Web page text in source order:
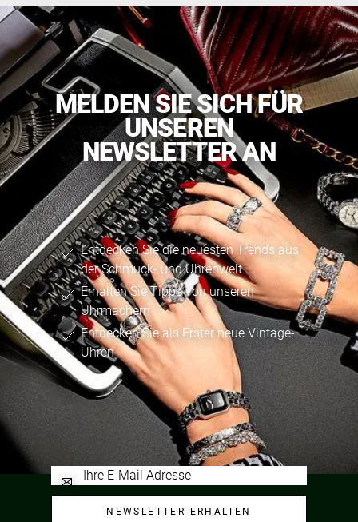
MELDEN SIE SICH FÜR
UNSEREN
NEWSLETTER AN
Entdecken Sie die neuesten Trends aus
der Schmuck- und Uhrenwelt
Erhalten Sie Tipps von unseren
Uhrmachern
Entdecken Sie als Erster neue Vintage-
Uhren
NEWSLETTER ERHALTEN